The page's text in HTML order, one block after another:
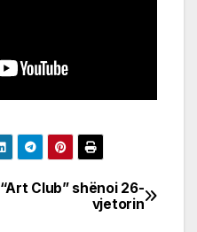
“Art Club” shënoi 26-
vjetorin